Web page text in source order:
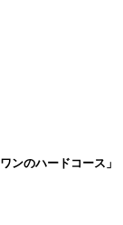
ンのハードコース」